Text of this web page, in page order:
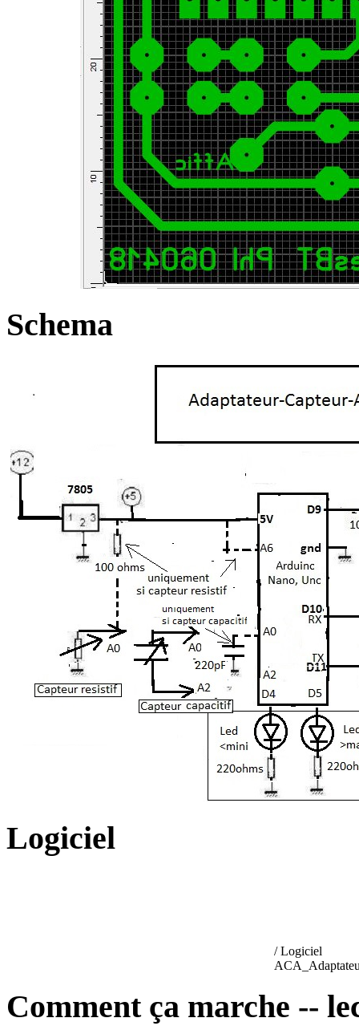
Schema
Logiciel
/ Logiciel
Comment ça marche --